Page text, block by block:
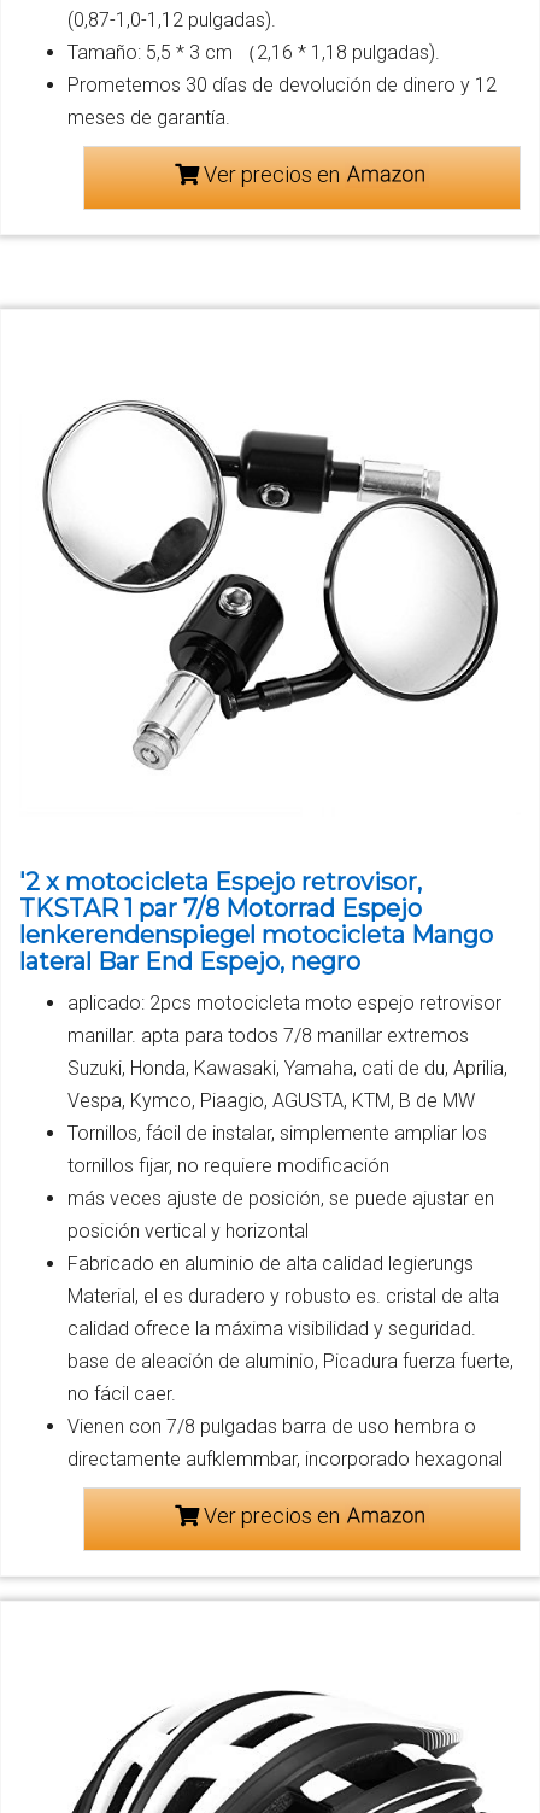
(0,87-1,0-1,12 pulgadas).
Tamaño: 5,5 * 3 cm （2,16 * 1,18 pulgadas).
Prometemos 30 días de devolución de dinero y 12
meses de garantía.
Ver precios en
'2 x motocicleta Espejo retrovisor,
TKSTAR 1 par 7/8 Motorrad Espejo
lenkerendenspiegel motocicleta Mango
lateral Bar End Espejo, negro
aplicado: 2pcs motocicleta moto espejo retrovisor
manillar. apta para todos 7/8 manillar extremos
Suzuki, Honda, Kawasaki, Yamaha, cati de du, Aprilia,
Vespa, Kymco, Piaagio, AGUSTA, KTM, B de MW
Tornillos, fácil de instalar, simplemente ampliar los
tornillos fijar, no requiere modificación
más veces ajuste de posición, se puede ajustar en
posición vertical y horizontal
Fabricado en aluminio de alta calidad legierungs
Material, el es duradero y robusto es. cristal de alta
calidad ofrece la máxima visibilidad y seguridad.
base de aleación de aluminio, Picadura fuerza fuerte,
no fácil caer.
Vienen con 7/8 pulgadas barra de uso hembra o
directamente aufklemmbar, incorporado hexagonal
Ver precios en